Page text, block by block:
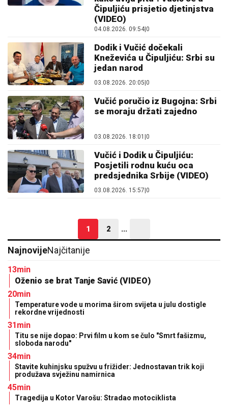
Čipuljiću prisjetio djetinjstva
(VIDEO)
04.08.2026. 09:54 0
Dodik i Vučić dočekali
Kneževića u Čipuljiću: Srbi su
jedan narod
03.08.2026. 20:05 0
Vučić poručio iz Bugojna: Srbi
se moraju držati zajedno
03.08.2026. 18:01 |0
Vučić i Dodik u Čipuljiću:
Posjetili rodnu kuću oca
predsjednika Srbije (VIDEO)
03.08.2026. 15:57|0
1 2 ...
NajnovijeNajčitanije
13min
Oženio se brat Tanje Savić (VIDEO)
20min
Temperature vode u morima širom svijeta u julu dostigle
rekordne vrijednosti
31min
Titu se nije dopao: Prvi film u kom se čulo "Smrt fašizmu,
sloboda narodu"
34min
Stavite kuhinjsku spužvu u frižider: Jednostavan trik koji
produžava svježinu namirnica
45min
Tragedija u Kotor Varošu: Stradao motociklista